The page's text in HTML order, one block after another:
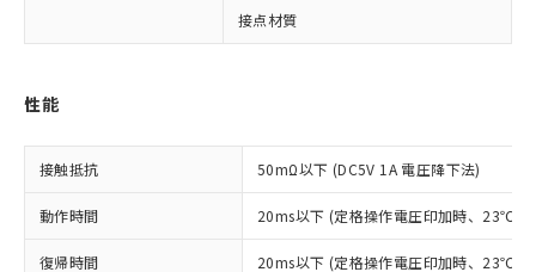
接点材質
性能
接触抵抗 50mΩ以下 (DC5V 1A 電圧降下法)
動作時間 20ms以下 (定格操作電圧印加時、23℃、
復帰時間 20ms以下 (定格操作電圧印加時、23℃、
ご利用条件
本サービスは、当社制御機器事業取扱
商品の当社在庫状況および標準価格
(税抜)を提供させていただくもので
対応予定：EU RoHS指令（10物質）の非含
有に対応した製品に切り替える予定のある
調査・確認中：EU RoHS指令（10物質）の
非含有の対応状況を調査中または確認中の
商品です。
非該当品：ライセンス料など無形物で、有
害物質有無と関係のない商品です。
※1 中国RoHS○×表
「○」：最大均質材料含有率が中国RoHSの
基準値以下であることを示します。